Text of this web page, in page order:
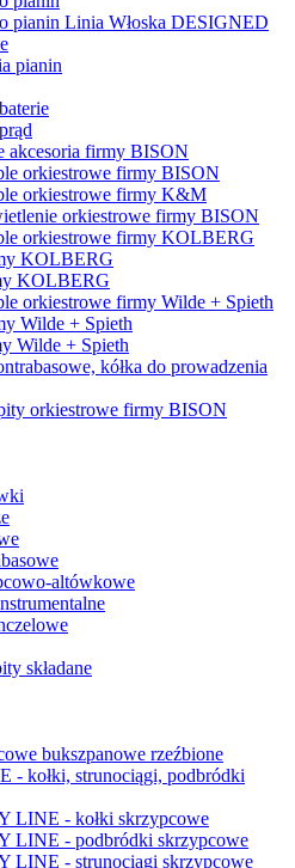
pianin Linia Włoska DESIGNED
pianin
akcesoria firmy BISON
orkiestrowe firmy BISON
orkiestrowe firmy K&M
orkiestrowe firmy BISON
orkiestrowe firmy KOLBERG
KOLBERG
KOLBERG
orkiestrowe firmy Wilde + Spieth
Wilde + Spieth
Wilde + Spieth
kółka do prowadzenia
orkiestrowe firmy BISON
altówkowe
składane
bukszpanowe rzeźbione
- kołki, strunociągi, podbródki
LINE - kołki skrzypcowe
LINE - podbródki skrzypcowe
LINE - strunociągi skrzypcowe